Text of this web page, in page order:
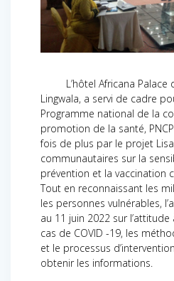
L’hôtel Africana Palace
Lingwala, a servi de cadre
Programme national de la
promotion de la santé,
fois de plus par le projet
communautaires sur la
prévention et la vaccination
Tout en reconnaissant les
les personnes vulnérables,
au 11 juin 2022 sur
cas de COVID -19, les
et le processus
obtenir les informations.